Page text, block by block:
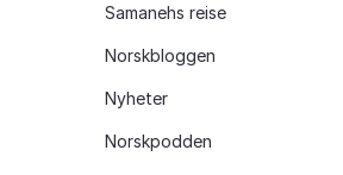
Samanehs reise
Norskbloggen
Nyheter
Norskpodden